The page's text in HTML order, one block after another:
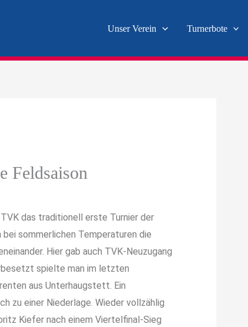
Unser Verein Turnerbote
Feldsaison
das traditionell erste Turnier der
sommerlichen Temperaturen die
Hier gab auch TVK-Neuzugang
spielte man im letzten
aus Unterhaugstett. Ein
zu einer Niederlage. Wieder vollzählig
Kiefer nach einem Viertelfinal-Sieg